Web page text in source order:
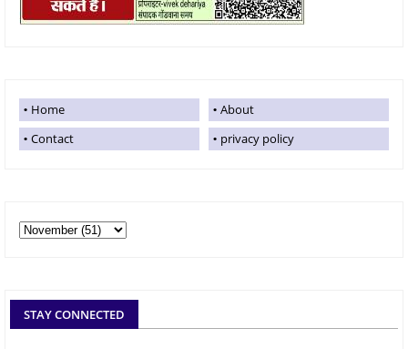
Home
About
Contact
privacy policy
STAY CONNECTED